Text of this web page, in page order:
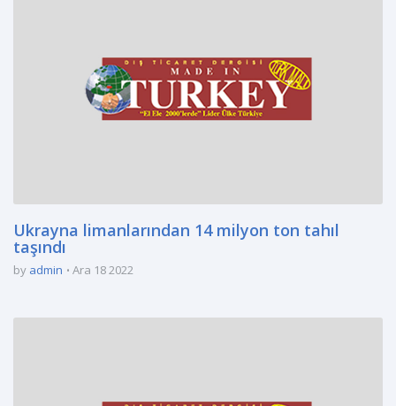
Ukrayna limanlarından 14 milyon ton tahıl
taşındı
by admin Ara 18 2022